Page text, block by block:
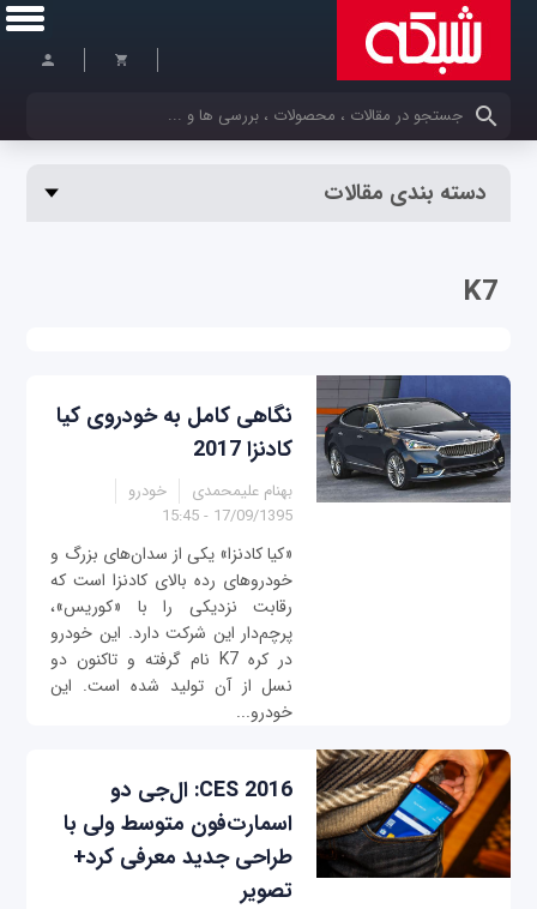
کلمات کلیدی خود را وارد کنید
دسته بندی مقالات
K7
نگاهی کامل به خودروی کیا
کادنزا 2017
بهنام علیمحمدی
خودرو
17/09/1395 - 15:45
«کیا کادنزا» یکی از سدان‌های بزرگ و
خودروهای رده بالای کادنزا است که
رقابت نزدیکی را با «کوریس»،
پرچم‌دار این شرکت دارد. این خودرو
در کره K7 نام گرفته و تاکنون دو
نسل از آن تولید شده است. این
خودرو...
CES 2016: ال‌جی دو
اسمارت‌فون متوسط ولی با
طراحی جدید معرفی کرد+
تصویر